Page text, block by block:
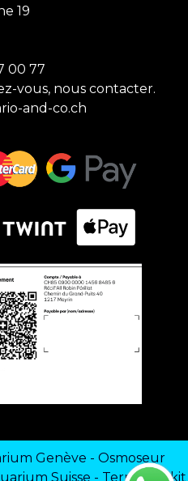
19
00 77
vous, nous contacter.
and-co.ch
Genève - Osmoseur
Suisse - Terrarium kit